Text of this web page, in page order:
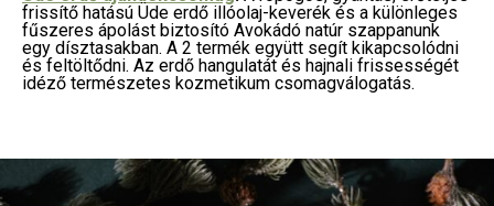
frissítő hatású Üde erdő illóolaj-keverék és a különleges
fűszeres ápolást biztosító Avokádó natúr szappanunk
egy dísztasakban. A 2 termék együtt segít kikapcsolódni
és feltöltődni. Az erdő hangulatát és hajnali frissességét
idéző természetes kozmetikum csomagválogatás.